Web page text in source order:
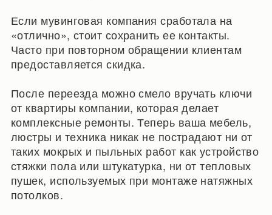
Если мувинговая компания сработала на
«отлично», стоит сохранить ее контакты.
Часто при повторном обращении клиентам
предоставляется скидка.
После переезда можно смело вручать ключи
от квартиры компании, которая делает
комплексные ремонты. Теперь ваша мебель,
люстры и техника никак не пострадают ни от
таких мокрых и пыльных работ как устройство
стяжки пола или штукатурка, ни от тепловых
пушек, используемых при монтаже натяжных
потолков.